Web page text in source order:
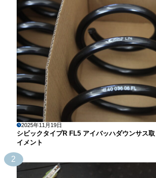
2025年11月19日
シビックタイプR FL5 アイバッハダウンサス
イメント
2